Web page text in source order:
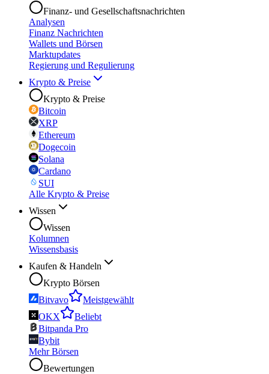
Finanz- und Gesellschaftsnachrichten
Analysen
Finanz Nachrichten
Wallets und Börsen
Marktupdates
Regierung und Regulierung
Krypto & Preise
Krypto & Preise
Bitcoin
XRP
Ethereum
Dogecoin
Solana
Cardano
SUI
Alle Krypto & Preise
Wissen
Wissen
Kolumnen
Wissensbasis
Kaufen & Handeln
Krypto Börsen
Bitvavo
Meistgewählt
OKX
Beliebt
Bitpanda Pro
Bybit
Mehr Börsen
Bewertungen